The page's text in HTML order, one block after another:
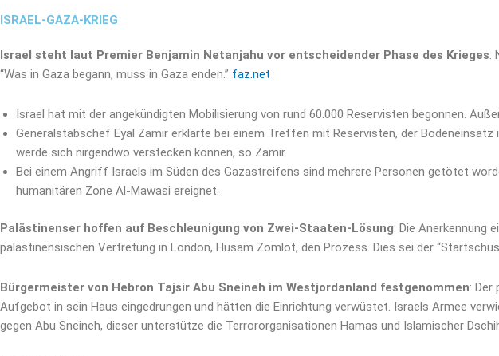
ISRAEL-GAZA-KRIEG
Israel steht laut Premier Benjamin Netanjahu vor entscheidender Phase des Krieges:
“Was in Gaza begann, muss in Gaza enden.” faz.net
Israel hat mit der angekündigten Mobilisierung von rund 60.000 Reservisten begonnen.
Generalstabschef Eyal Zamir erklärte bei einem Treffen mit Reservisten, der
werde sich nirgendwo verstecken können, so Zamir.
Bei einem Angriff Israels im Süden des Gazastreifens sind mehrere Personen getötet
humanitären Zone Al-Mawasi ereignet.
Palästinenser hoffen auf Beschleunigung von Zwei-Staaten-Lösung: Die Anerkennung
palästinensischen Vertretung in London, Husam Zomlot, den Prozess. Dies sei der
Bürgermeister von Hebron Tajsir Abu Sneineh im Westjordanland festgenommen: Der
Aufgebot in sein Haus eingedrungen und hätten die Einrichtung verwüstet. Israels Armee
gegen Abu Sneineh, dieser unterstütze die Terrororganisationen Hamas und Islamischer